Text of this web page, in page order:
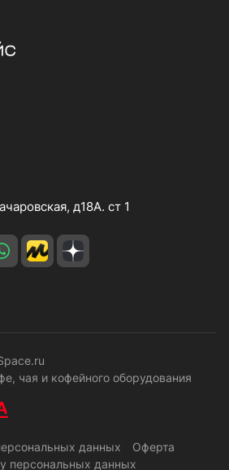
д18А. ст 1
чая и кофейного оборудования
данных
Оферта
персональных данных